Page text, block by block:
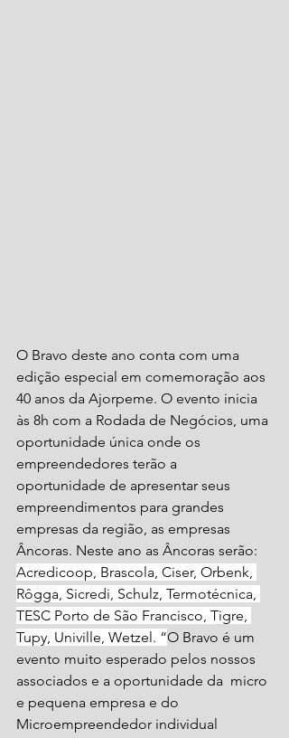
O Bravo deste ano conta com uma
edição especial em comemoração aos
40 anos da Ajorpeme. O evento inicia
às 8h com a Rodada de Negócios, uma
oportunidade única onde os
empreendedores terão a
oportunidade de apresentar seus
empreendimentos para grandes
empresas da região, as empresas
Âncoras. Neste ano as Âncoras serão:
Acredicoop, Brascola, Ciser, Orbenk,
Rôgga, Sicredi, Schulz, Termotécnica,
TESC Porto de São Francisco, Tigre,
Tupy, Univille, Wetzel. “O Bravo é um
evento muito esperado pelos nossos
associados e a oportunidade da  micro
e pequena empresa e do
Microempreendedor individual